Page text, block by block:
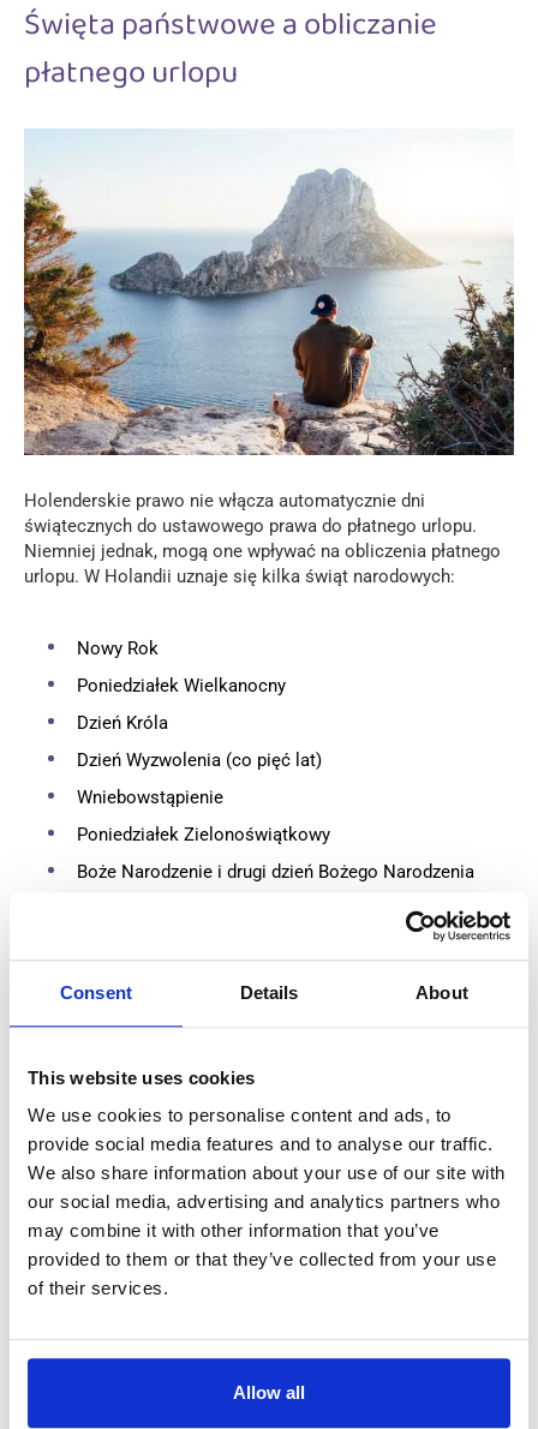
Consent Details About
This website uses cookies
We use cookies to personalise content and ads, to
provide social media features and to analyse our traffic.
We also share information about your use of our site with
our social media, advertising and analytics partners who
may combine it with other information that you’ve
provided to them or that they’ve collected from your use
of their services.
Allow all
Święta państwowe a obliczanie
płatnego urlopu
Holenderskie prawo nie włącza automatycznie dni
świątecznych do ustawowego prawa do płatnego urlopu.
Niemniej jednak, mogą one wpływać na obliczenia płatnego
urlopu. W Holandii uznaje się kilka świąt narodowych:
Nowy Rok
Poniedziałek Wielkanocny
Dzień Króla
Dzień Wyzwolenia (co pięć lat)
Wniebowstąpienie
Poniedziałek Zielonoświątkowy
Boże Narodzenie i drugi dzień Bożego Narodzenia
Pracodawcy nie są zobowiązani do udzielania pracownikom
wolnego w te dni. To, czy są one traktowane jako płatny
urlop, zależy od
umowy o pracę lub Układu Zbiorowego Pracy
święto przypada w dzień roboczy, pracownicy otrzymują
ustawowe 20 dni urlopu.
Jeśli święto państwowe przypada w czasie urlopu
pracownika, nie liczy się ono do ustawowych dni
urlopowych.
Układy Zbiorowe Pracy mogą oferować dodatkowe
postanowienia dotyczące dni świątecznych. W niektórych
sektorach pracownicy mogą otrzymać dodatkowe dni
pracować w te dni.
Dni świąteczne pracowników zatrudnionych w niepełnym
wymiarze godzin obliczane są proporcjonalnie do liczby